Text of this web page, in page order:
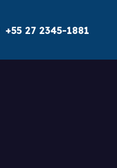
+55 27 2345-1881